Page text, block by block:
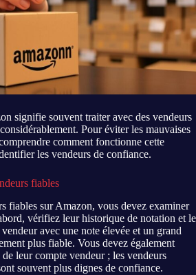
signifie souvent traiter avec des vendeurs
Pour éviter les mauvaises
comment fonctionne cette
les vendeurs de confiance.
fiables
fiables sur Amazon, vous devez examiner
vérifiez leur historique de notation et le
avec une note élevée et un grand
plus fiable. Vous devez également
leur compte vendeur ; les vendeurs
souvent plus dignes de confiance.